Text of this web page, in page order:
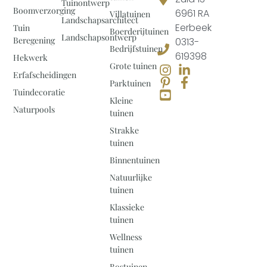
6961 RA
Eerbeek
0313-
619398
Villatuinen
Boerderijtuinen
Bedrijfstuinen
Grote tuinen
Parktuinen
Kleine
tuinen
Strakke
tuinen
Binnentuinen
Natuurlijke
tuinen
Klassieke
tuinen
Wellness
tuinen
Tuinontwerp
Landschapsarchitect
Landschapsontwerp
Boomverzorging
Tuin
Beregening
Hekwerk
Erfafscheidingen
Tuindecoratie
Naturpools